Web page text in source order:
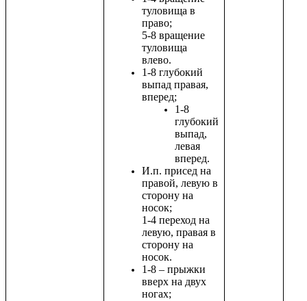
туловища в
право;
5-8 вращение
туловища
влево.
1-8 глубокий
выпад правая,
вперед;
1-8
глубокий
выпад,
левая
вперед.
И.п. присед на
правой, левую в
сторону на
носок;
1-4 переход на
левую, правая в
сторону на
носок.
1-8 – прыжки
вверх на двух
ногах;